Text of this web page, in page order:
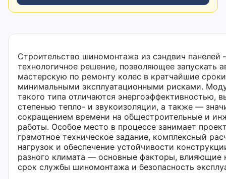
Строительство шиномонтажа из сэндвич панелей
технологичное решение, позволяющее запускать
мастерскую по ремонту колес в кратчайшие
минимальными эксплуатационными рисками.
такого типа отличаются энергоэффективностью,
степенью тепло- и звукоизоляции, а также —
сокращением времени на общестроительные и
работы. Особое место в процессе занимает
грамотное техническое задание, комплексный
нагрузок и обеспечение устойчивости
разного климата — основные факторы, влияющие
срок службы шиномонтажа и безопасность